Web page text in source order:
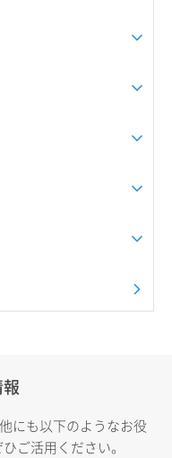
にも以下のようなお役
ご活用ください。